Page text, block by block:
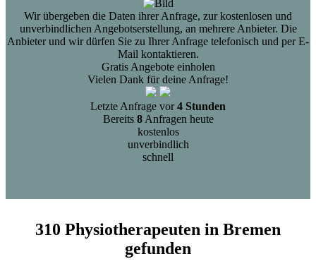
Wir übergeben die Daten ihrer Anfrage, zur kostenlosen und
unverbindlichen Angebotserstellung, an mehrere Anbieter. Die
Anbieter und wir dürfen Sie zu Ihrer Anfrage telefonisch und per E-
Mail kontaktieren.
Gratis Angebote einholen
Vielen Dank für deine Anfrage!
Letzte Anfrage vor4 Stunden
Bereits 8Anfragen heute
kostenlos
unverbindlich
schnell
310 Physiotherapeuten in Bremen
gefunden